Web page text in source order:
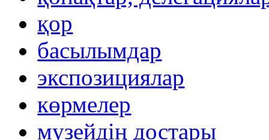
қор
басылымдар
экспозициялар
көрмелер
музейдің достары